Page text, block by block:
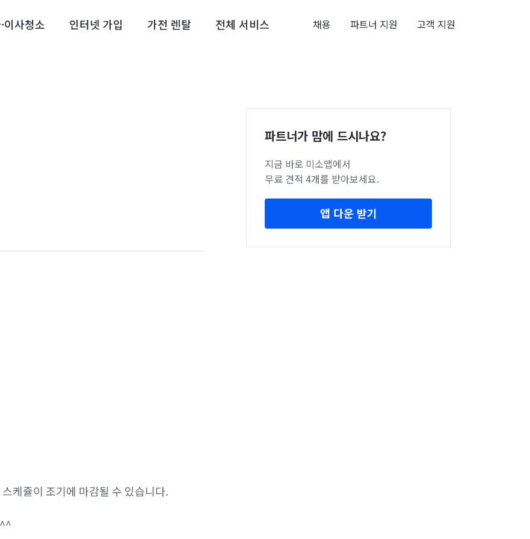
이사청소 인터넷 가입 가전 렌탈 전체 서비스 채용 파트너 지원 고객 지원
케쥴이 조기에 마감될 수 있습니다.
파트너가 맘에 드시나요?
지금 바로 미소앱에서
무료 견적 4개를 받아보세요.
앱 다운 받기